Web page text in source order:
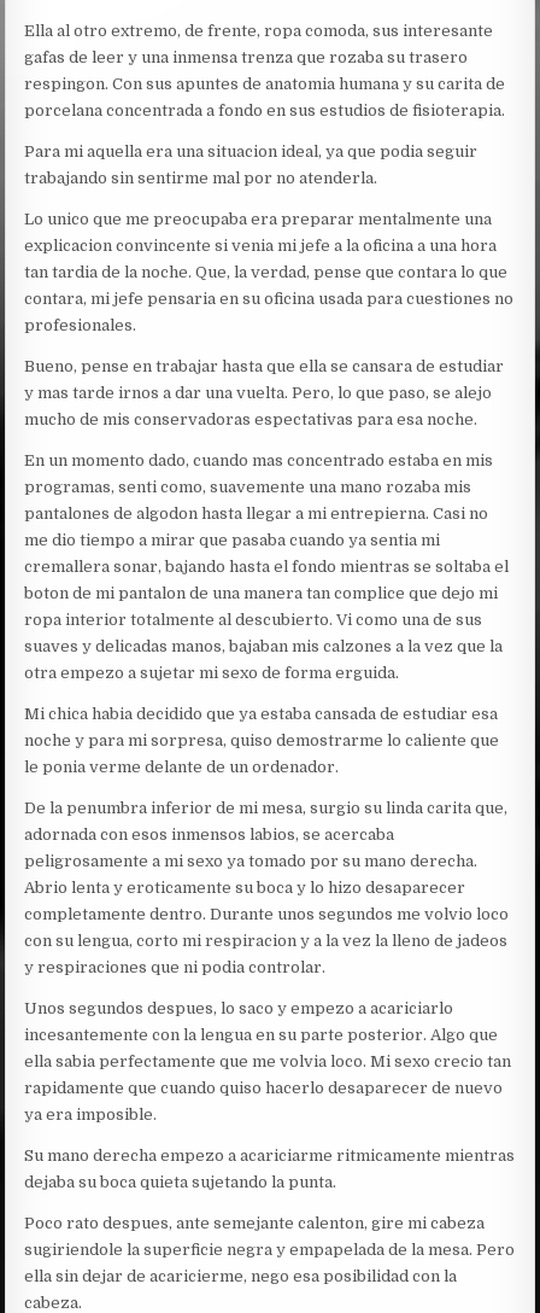
Ella al otro extremo, de frente, ropa comoda, sus interesante
gafas de leer y una inmensa trenza que rozaba su trasero
respingon. Con sus apuntes de anatomia humana y su carita de
porcelana concentrada a fondo en sus estudios de fisioterapia.
Para mi aquella era una situacion ideal, ya que podia seguir
trabajando sin sentirme mal por no atenderla.
Lo unico que me preocupaba era preparar mentalmente una
explicacion convincente si venia mi jefe a la oficina a una hora
tan tardia de la noche. Que, la verdad, pense que contara lo que
contara, mi jefe pensaria en su oficina usada para cuestiones no
profesionales.
Bueno, pense en trabajar hasta que ella se cansara de estudiar
y mas tarde irnos a dar una vuelta. Pero, lo que paso, se alejo
mucho de mis conservadoras espectativas para esa noche.
En un momento dado, cuando mas concentrado estaba en mis
programas, senti como, suavemente una mano rozaba mis
pantalones de algodon hasta llegar a mi entrepierna. Casi no
me dio tiempo a mirar que pasaba cuando ya sentia mi
cremallera sonar, bajando hasta el fondo mientras se soltaba el
boton de mi pantalon de una manera tan complice que dejo mi
ropa interior totalmente al descubierto. Vi como una de sus
suaves y delicadas manos, bajaban mis calzones a la vez que la
otra empezo a sujetar mi sexo de forma erguida.
Mi chica habia decidido que ya estaba cansada de estudiar esa
noche y para mi sorpresa, quiso demostrarme lo caliente que
le ponia verme delante de un ordenador.
De la penumbra inferior de mi mesa, surgio su linda carita que,
adornada con esos inmensos labios, se acercaba
peligrosamente a mi sexo ya tomado por su mano derecha.
Abrio lenta y eroticamente su boca y lo hizo desaparecer
completamente dentro. Durante unos segundos me volvio loco
con su lengua, corto mi respiracion y a la vez la lleno de jadeos
y respiraciones que ni podia controlar.
Unos segundos despues, lo saco y empezo a acariciarlo
incesantemente con la lengua en su parte posterior. Algo que
ella sabia perfectamente que me volvia loco. Mi sexo crecio tan
rapidamente que cuando quiso hacerlo desaparecer de nuevo
ya era imposible.
Su mano derecha empezo a acariciarme ritmicamente mientras
dejaba su boca quieta sujetando la punta.
Poco rato despues, ante semejante calenton, gire mi cabeza
sugiriendole la superficie negra y empapelada de la mesa. Pero
ella sin dejar de acaricierme, nego esa posibilidad con la
cabeza.